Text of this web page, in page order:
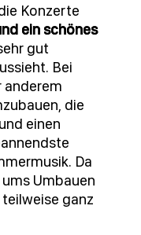
Konzerte
ein schönes
gut
Bei
anderem
die
einen
Da
Umbauen
ganz